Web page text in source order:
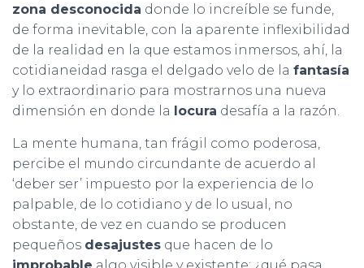
zona desconocida donde lo increíble se funde,
de forma inevitable, con la aparente inflexibilidad
de la realidad en la que estamos inmersos, ahí, la
cotidianeidad rasga el delgado velo de la fantasía
y lo extraordinario para mostrarnos una nueva
dimensión en donde la locura desafía a la razón.
La mente humana, tan frágil como poderosa,
percibe el mundo circundante de acuerdo al
‘deber ser’ impuesto por la experiencia de lo
palpable, de lo cotidiano y de lo usual, no
obstante, de vez en cuando se producen
pequeños desajustes que hacen de lo